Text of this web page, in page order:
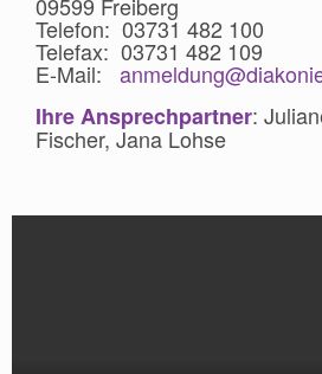
09599 Freiberg
Telefon: 03731 482 100
Telefax: 03731 482 109
E-Mail:
Ihre Ansprechpartner:
Fischer, Jana Lohse